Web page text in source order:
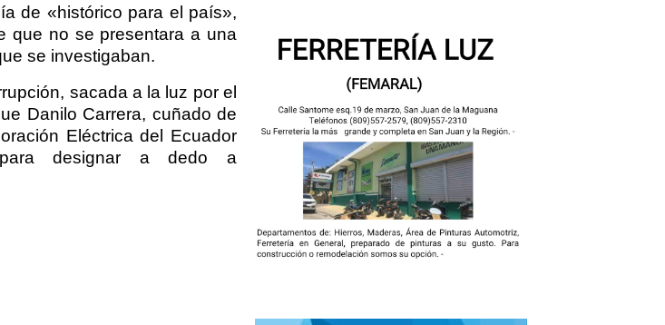
de «histórico para el país»,
que no se presentara a una
se investigaban.
sacada a la luz por el
Danilo Carrera, cuñado de
Eléctrica del Ecuador
designar a dedo a